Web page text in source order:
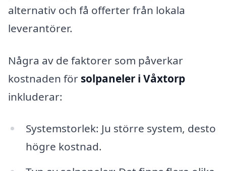
alternativ och få offerter från lokala
leverantörer.
Några av de faktorer som påverkar
kostnaden för solpaneler i Våxtorp
inkluderar:
Systemstorlek: Ju större system, desto
högre kostnad.